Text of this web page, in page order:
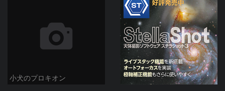
小犬のプロキオン